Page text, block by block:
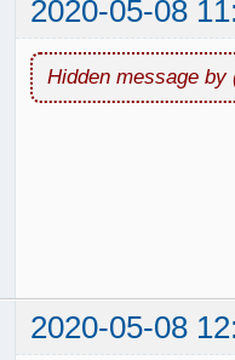
2020-05-08
Hidden message by
2020-05-08